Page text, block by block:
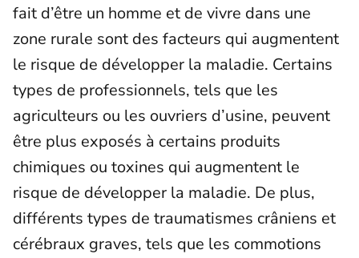
fait d’être un homme et de vivre dans une
zone rurale sont des facteurs qui augmentent
le risque de développer la maladie. Certains
types de professionnels, tels que les
agriculteurs ou les ouvriers d’usine, peuvent
être plus exposés à certains produits
chimiques ou toxines qui augmentent le
risque de développer la maladie. De plus,
différents types de traumatismes crâniens et
cérébraux graves, tels que les commotions